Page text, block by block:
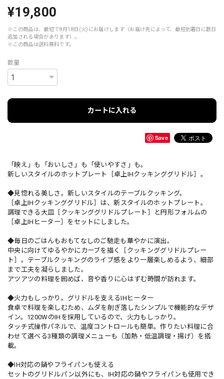
¥19,800
※この商品は、最短で8月18日(火)にお届けします（お届け先によって、最短到着日に数日
追加される場合があります）。
※この商品は送料無料です。
数量
カートに入れる
Save
「映え」も「おいしさ」も「使いやすさ」も。
新しいスタイルのホットプレート［卓上IHクッキンググリドル］。
◆見惚れる美しさ。新しいスタイルのテーブルクッキング。
［卓上IHクッキンググリドル］は、新スタイルのホットプレート。
調理できる大皿［クッキンググリドルプレート］と円形フォルムの
［卓上IHヒーター］をセットにしました。
◆毎日のごはんもおもてなしのご馳走も華やかに演出。
中央に向けてゆるやかにカーブを描く［クッキンググリドルプレー
ト］。テーブルクッキングのライブ感をより一層楽しめるよう、細部
まで工夫を凝らしました。
アツアツの料理を囲めば、音や香りに心はずむ時間が訪れます。
◆火力もしっかり。グリドルを支えるIHヒーター
食卓で料理を楽しむため、ムダを削ぎ落したシンプルで機能的なデザ
イン。1200WのIHを採用しているので、火力もしっかり。
タッチ式操作パネルで、温度コントロールも簡単。作りたい料理に合
わせて選べる3種類の調理メニューも（加熱・低温調理・揚げ）を搭
載。
◆IH対応の鍋やフライパンも使える
セットのグリドルパン以外にも、IH対応の鍋やフライパンも使用でき